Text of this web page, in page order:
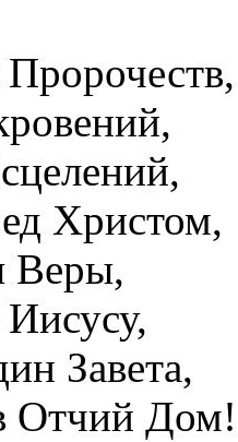
Христом,
Веры,
Завета,
Отчий